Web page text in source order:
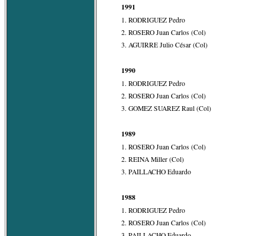
1991
1. RODRIGUEZ Pedro
2. ROSERO Juan Carlos (Col)
3. AGUIRRE Julio César (Col)
1990
1. RODRIGUEZ Pedro
2. ROSERO Juan Carlos (Col)
3. GOMEZ SUAREZ Raul (Col)
1989
1. ROSERO Juan Carlos (Col)
2. REINA Miller (Col)
3. PAILLACHO Eduardo
1988
1. RODRIGUEZ Pedro
2. ROSERO Juan Carlos (Col)